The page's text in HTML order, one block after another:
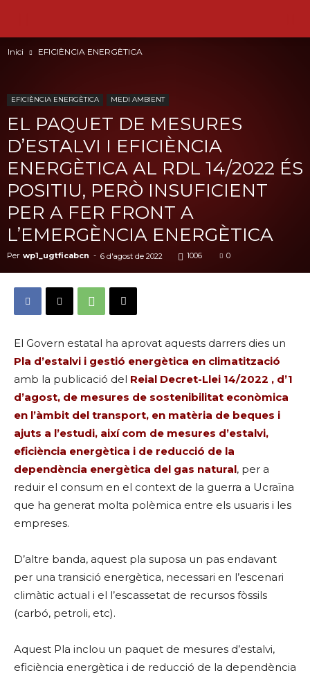
Inici EFICIÈNCIA ENERGÈTICA
EFICIÈNCIA ENERGÈTICA MEDI AMBIENT
EL PAQUET DE MESURES
D’ESTALVI I EFICIÈNCIA
ENERGÈTICA AL RDL 14/2022 ÉS
POSITIU, PERÒ INSUFICIENT
PER A FER FRONT A
L’EMERGÈNCIA ENERGÈTICA
Per wp1_ugtficabcn - 6 d'agost de 2022 1006 0
El Govern estatal ha aprovat aquests darrers dies un
Pla d’estalvi i gestió energètica en climatització
amb la publicació del Reial Decret-Llei 14/2022 , d’1
d’agost, de mesures de sostenibilitat econòmica
en l’àmbit del transport, en matèria de beques i
ajuts a l’estudi, així com de mesures d’estalvi,
eficiència energètica i de reducció de la
dependència energètica del gas natural, per a
reduir el consum en el context de la guerra a Ucraïna
que ha generat molta polèmica entre els usuaris i les
empreses.
D’altre banda, aquest pla suposa un pas endavant
per una transició energètica, necessari en l’escenari
climàtic actual i el l’escassetat de recursos fòssils
(carbó, petroli, etc).
Aquest Pla inclou un paquet de mesures d’estalvi,
eficiència energètica i de reducció de la dependència